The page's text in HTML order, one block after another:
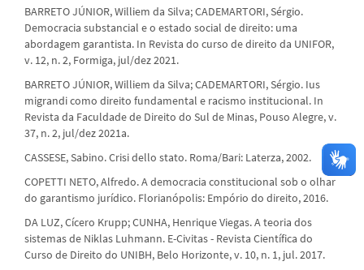
BARRETO JÚNIOR, Williem da Silva; CADEMARTORI, Sérgio.
Democracia substancial e o estado social de direito: uma
abordagem garantista. In Revista do curso de direito da UNIFOR,
v. 12, n. 2, Formiga, jul/dez 2021.
BARRETO JÚNIOR, Williem da Silva; CADEMARTORI, Sérgio. Ius
migrandi como direito fundamental e racismo institucional. In
Revista da Faculdade de Direito do Sul de Minas, Pouso Alegre, v.
37, n. 2, jul/dez 2021a.
CASSESE, Sabino. Crisi dello stato. Roma/Bari: Laterza, 2002.
COPETTI NETO, Alfredo. A democracia constitucional sob o olhar
do garantismo jurídico. Florianópolis: Empório do direito, 2016.
DA LUZ, Cícero Krupp; CUNHA, Henrique Viegas. A teoria dos
sistemas de Niklas Luhmann. E-Civitas - Revista Científica do
Curso de Direito do UNIBH, Belo Horizonte, v. 10, n. 1, jul. 2017.